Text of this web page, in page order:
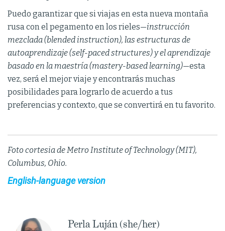
Puedo garantizar que si viajas en esta nueva montaña
rusa con el pegamento en los rieles—instrucción
mezclada (blended instruction), las estructuras de
autoaprendizaje (self-paced structures)y el aprendizaje
basado en la maestría(mastery-based learning)—esta
vez, será el mejor viaje y encontrarás muchas
posibilidades para lograrlo de acuerdo a tus
preferencias y contexto, que se convertirá en tu favorito.
Foto cortesia de Metro Institute of Technology (MIT),
Columbus, Ohio.
English-language version
Perla Luján (she/her)